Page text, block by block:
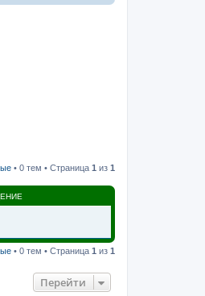
• 0 тем • Страница 1 из 1
• 0 тем • Страница 1 из 1
Перейти